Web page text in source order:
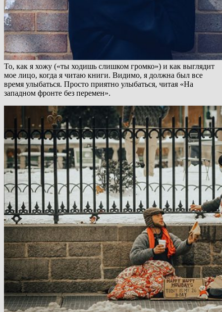
То, как я хожу («ты ходишь слишком громко») и как выглядит
мое лицо, когда я читаю книги. Видимо, я должна был все
время улыбаться. Просто приятно улыбаться, читая «На
западном фронте без перемен».